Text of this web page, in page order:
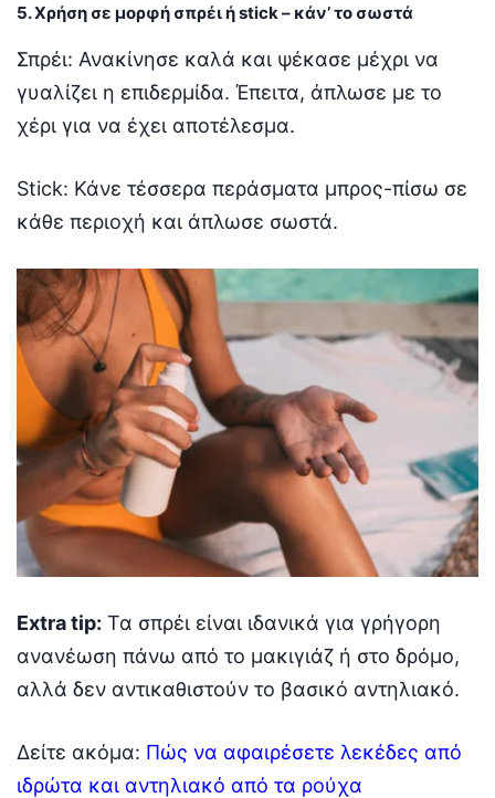
5. Χρήση σε μορφή σπρέι ή stick – κάν’ το σωστά
Σπρέι: Ανακίνησε καλά και ψέκασε μέχρι να
γυαλίζει η επιδερμίδα. Έπειτα, άπλωσε με το
χέρι για να έχει αποτέλεσμα.
Stick: Κάνε τέσσερα περάσματα μπρος-πίσω σε
κάθε περιοχή και άπλωσε σωστά.
Extra tip: Τα σπρέι είναι ιδανικά για γρήγορη
ανανέωση πάνω από το μακιγιάζ ή στο δρόμο,
αλλά δεν αντικαθιστούν το βασικό αντηλιακό.
Δείτε ακόμα: Πώς να αφαιρέσετε λεκέδες από
ιδρώτα και αντηλιακό από τα ρούχα